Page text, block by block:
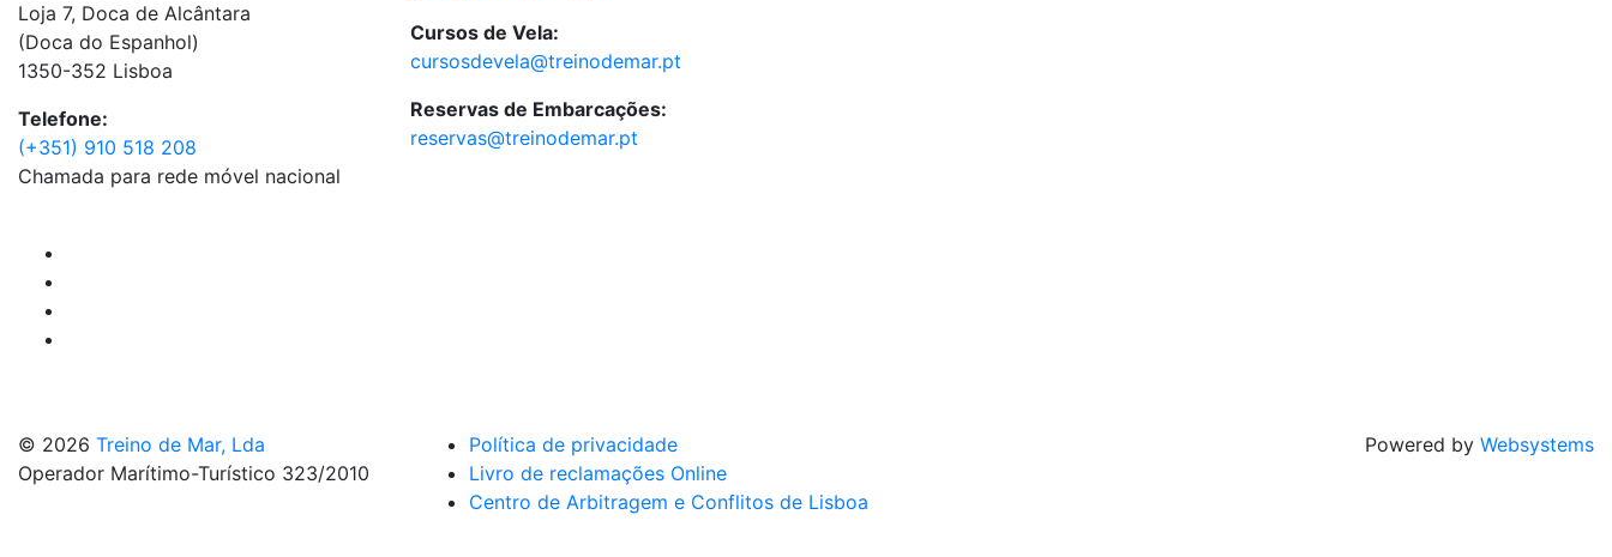
Loja 7, Doca de Alcântara
(Doca do Espanhol)
1350-352 Lisboa
Telefone:
(+351) 910 518 208
Chamada para rede móvel nacional
Cursos de Vela:
cursosdevela@treinodemar.pt
Reservas de Embarcações:
reservas@treinodemar.pt
© 2026 Treino de Mar, Lda
Operador Marítimo-Turístico 323/2010
Política de privacidade
Livro de reclamações Online
Centro de Arbitragem e Conflitos de Lisboa
Powered by Websystems